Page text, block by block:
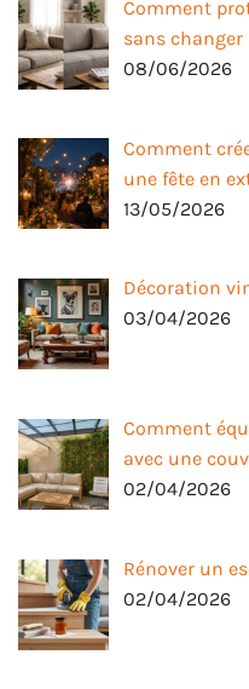
Comment
sans
08/06/2026
Comment
une fête en
13/05/2026
Décoration
03/04/2026
Comment
avec une
02/04/2026
Rénover un
02/04/2026